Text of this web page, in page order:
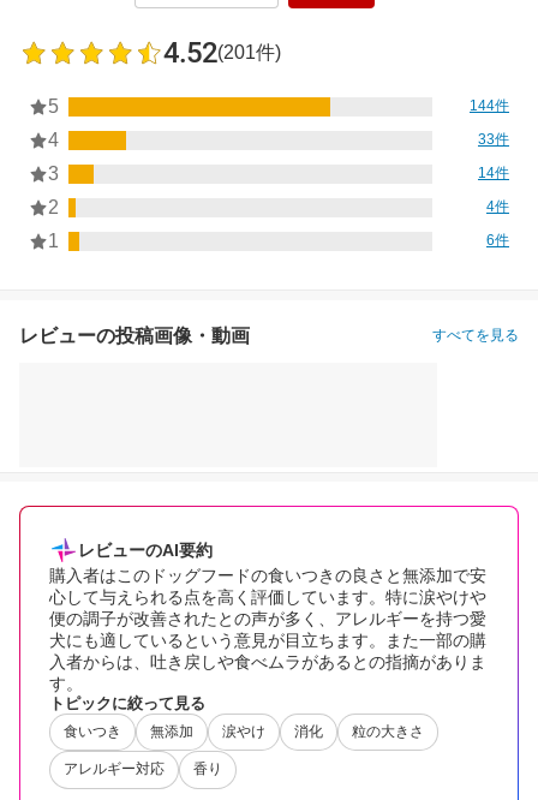
4.52(201件)
5 144件
4 33件
3 14件
2 4件
1 6件
レビューの投稿画像・動画 すべてを見る
レビューのAI要約
購入者はこのドッグフードの食いつきの良さと無添加で安
心して与えられる点を高く評価しています。特に涙やけや
便の調子が改善されたとの声が多く、アレルギーを持つ愛
犬にも適しているという意見が目立ちます。また一部の購
入者からは、吐き戻しや食べムラがあるとの指摘がありま
す。
トピックに絞って見る
食いつき 無添加 涙やけ 消化 粒の大きさ
アレルギー対応 香り